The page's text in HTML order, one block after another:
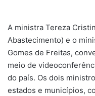
A ministra Tereza
Abastecimento) e o
Gomes de Freitas,
meio de
do país. Os dois
estados e municípios,